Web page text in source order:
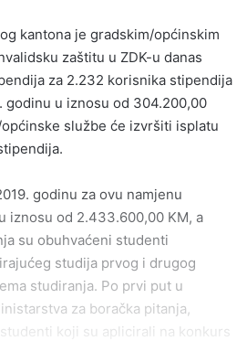
kantona je gradskim/općinskim
zaštitu u ZDK-u danas
za 2.232 korisnika stipendija
godinu u iznosu od 304.200,00
službe će izvršiti isplatu
godinu za ovu namjenu
iznosu od 2.433.600,00 KM, a
su obuhvaćeni studenti
studija prvog i drugog
studiranja. Po prvi put u
za boračka pitanja,
koji su aplicirali na konkurs